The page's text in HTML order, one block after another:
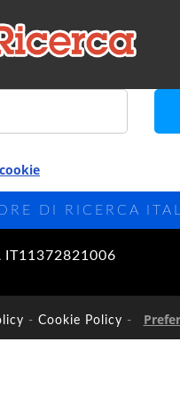
DI RICERCA
IT11372821006
- Cookie Policy -